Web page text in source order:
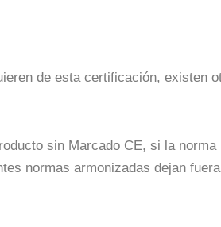
de esta certificación, existen
sin Marcado CE, si la
normas armonizadas dejan